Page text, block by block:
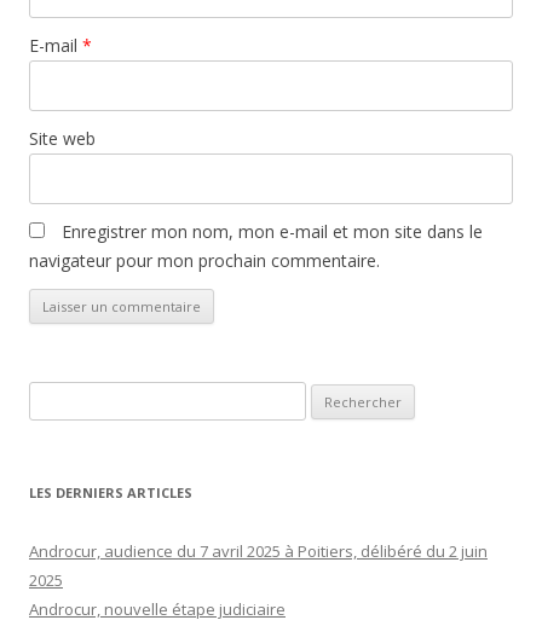
E-mail *
Site web
Enregistrer mon nom, mon e-mail et mon site dans le
navigateur pour mon prochain commentaire.
LES DERNIERS ARTICLES
Androcur, audience du 7 avril 2025 à Poitiers, délibéré du 2 juin
2025
Androcur, nouvelle étape judiciaire